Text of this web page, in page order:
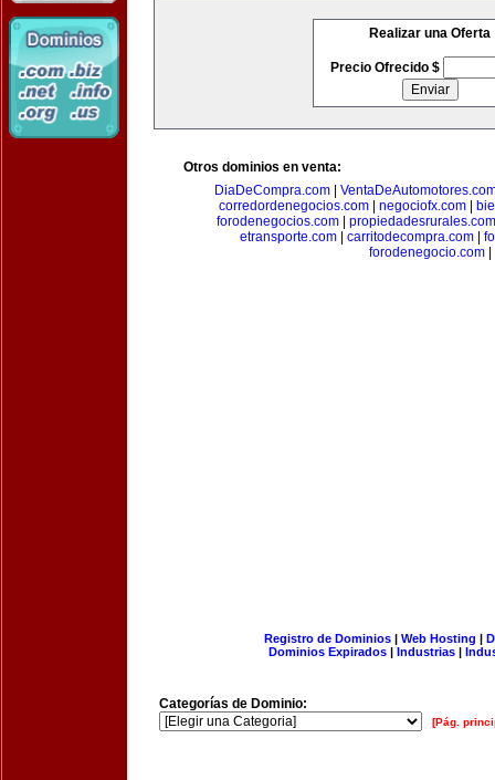
Realizar una Oferta
Precio Ofrecido $
Otros dominios en venta:
DiaDeCompra.com|
corredordenegocios.com
negociofx.com
forodenegocios.com
propiedadesrurales.com
etransporte.com
carritodecompra.com
forodenegocio.com|
Registro de Dominios| Web Hosting |
Dominios Expirados | Industrias |
Categorías de Dominio:
[Pág.